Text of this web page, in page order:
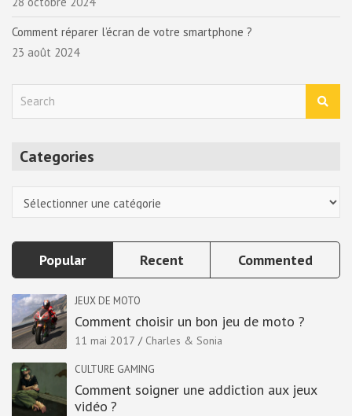
Comment réparer l’écran de votre smartphone ?
23 août 2024
Categories
Popular Recent Commented
JEUX DE MOTO
Comment choisir un bon jeu de moto ?
11 mai 2017 Charles & Sonia
CULTURE GAMING
Comment soigner une addiction aux jeux
vidéo ?